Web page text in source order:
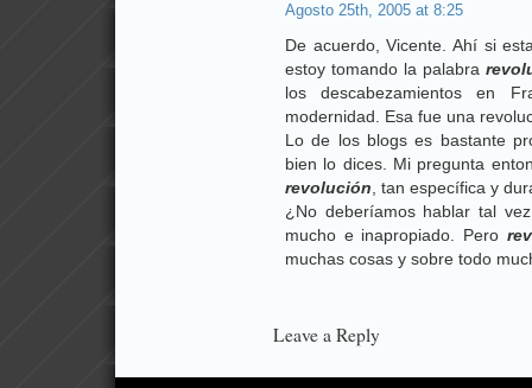
Agosto 25th, 2005 at 8:25
De acuerdo, Vicente. Ahí si
estoy tomando la palabra
los descabezamientos en
modernidad. Esa fue una
Lo de los blogs es bastante
bien lo dices. Mi pregunta
revolución , tan específica y
¿No deberíamos hablar tal
mucho e inapropiado. Pero
muchas cosas y sobre todo
Leave a Reply